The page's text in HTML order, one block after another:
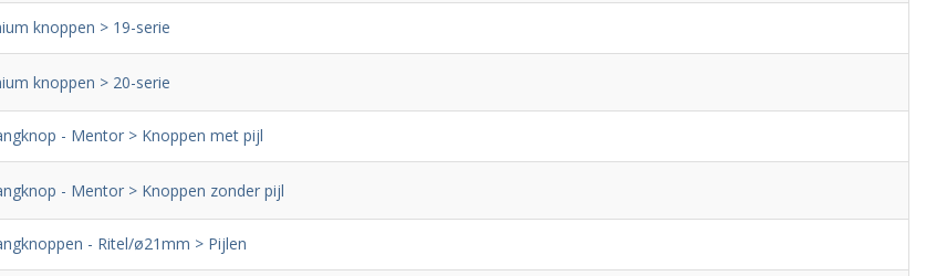
knoppen > 19-serie
knoppen > 20-serie
- Mentor > Knoppen met pijl
- Mentor > Knoppen zonder pijl
- Ritel/ø21mm > Pijlen